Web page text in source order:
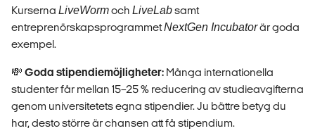
Kurserna LiveWormoch LiveLabsamt
entreprenörskapsprogrammetNextGen Incubatorär goda
exempel.
💸 Goda stipendiemöjligheter: Många internationella
studenter får mellan 15–25 % reducering av studieavgifterna
genom universitetets egna stipendier. Ju bättre betyg du
har, desto större är chansen att få stipendium.